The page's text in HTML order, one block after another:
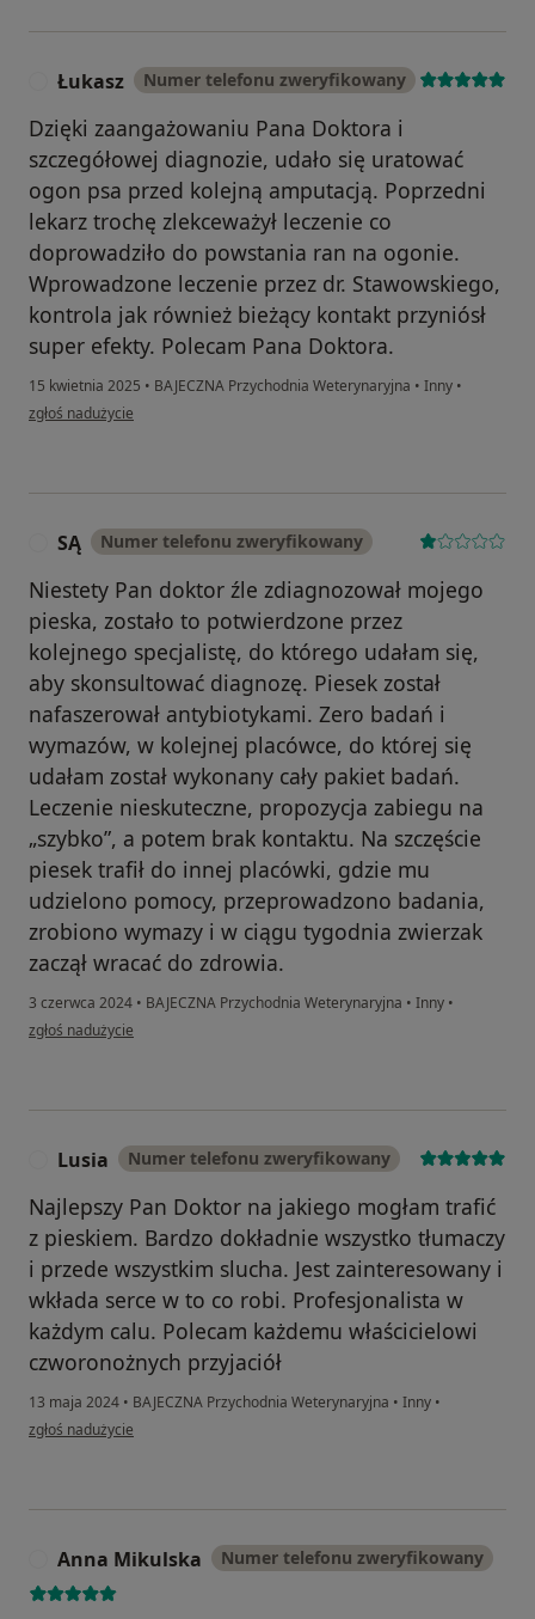
Łukasz Numer telefonu zweryfikowany
Dzięki zaangażowaniu Pana Doktora i
szczegółowej diagnozie, udało się uratować
ogon psa przed kolejną amputacją. Poprzedni
lekarz trochę zlekceważył leczenie co
doprowadziło do powstania ran na ogonie.
Wprowadzone leczenie przez dr. Stawowskiego,
kontrola jak również bieżący kontakt przyniósł
super efekty. Polecam Pana Doktora.
15 kwietnia 2025 • BAJECZNA Przychodnia Weterynaryjna • Inny •
w opinii użytkownika Łukasz
zgłoś nadużycie
SĄ Numer telefonu zweryfikowany
Niestety Pan doktor źle zdiagnozował mojego
pieska, zostało to potwierdzone przez
kolejnego specjalistę, do którego udałam się,
aby skonsultować diagnozę. Piesek został
nafaszerował antybiotykami. Zero badań i
wymazów, w kolejnej placówce, do której się
udałam został wykonany cały pakiet badań.
Leczenie nieskuteczne, propozycja zabiegu na
„szybko”, a potem brak kontaktu. Na szczęście
piesek trafił do innej placówki, gdzie mu
udzielono pomocy, przeprowadzono badania,
zrobiono wymazy i w ciągu tygodnia zwierzak
zaczął wracać do zdrowia.
3 czerwca 2024 • BAJECZNA Przychodnia Weterynaryjna • Inny •
w opinii użytkownika SĄ
zgłoś nadużycie
Lusia Numer telefonu zweryfikowany
Najlepszy Pan Doktor na jakiego mogłam trafić
z pieskiem. Bardzo dokładnie wszystko tłumaczy
i przede wszystkim slucha. Jest zainteresowany i
wkłada serce w to co robi. Profesjonalista w
każdym calu. Polecam każdemu właścicielowi
czworonożnych przyjaciół
13 maja 2024 • BAJECZNA Przychodnia Weterynaryjna • Inny •
w opinii użytkownika Lusia
zgłoś nadużycie
Anna Mikulska Numer telefonu zweryfikowany